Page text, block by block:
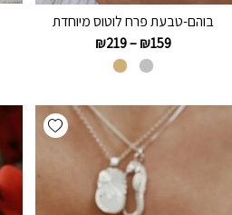
בוהם-טבעת פרח לוטוס מיוחדת
₪159
–
₪219
Add wishlist